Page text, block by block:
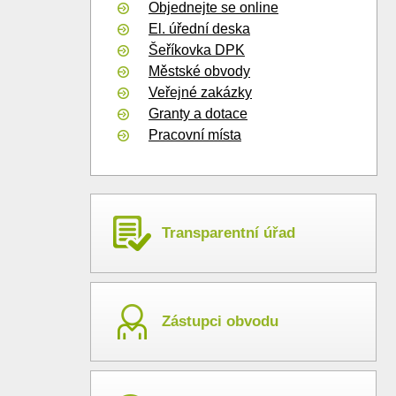
Objednejte se online
El. úřední deska
Šeříkovka DPK
Městské obvody
Veřejné zakázky
Granty a dotace
Pracovní místa
Transparentní úřad
Zástupci obvodu